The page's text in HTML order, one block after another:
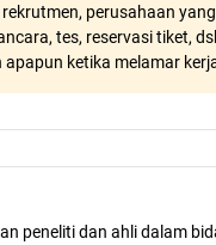
perusahaan
tes, reservasi tiket,
ketika melamar
peneliti dan ahli dalam